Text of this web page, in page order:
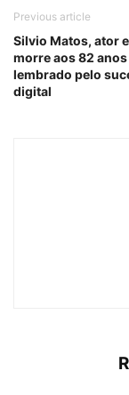
Previous article
Silvio Matos, ator
morre aos 82 anos
lembrado pelo
digital